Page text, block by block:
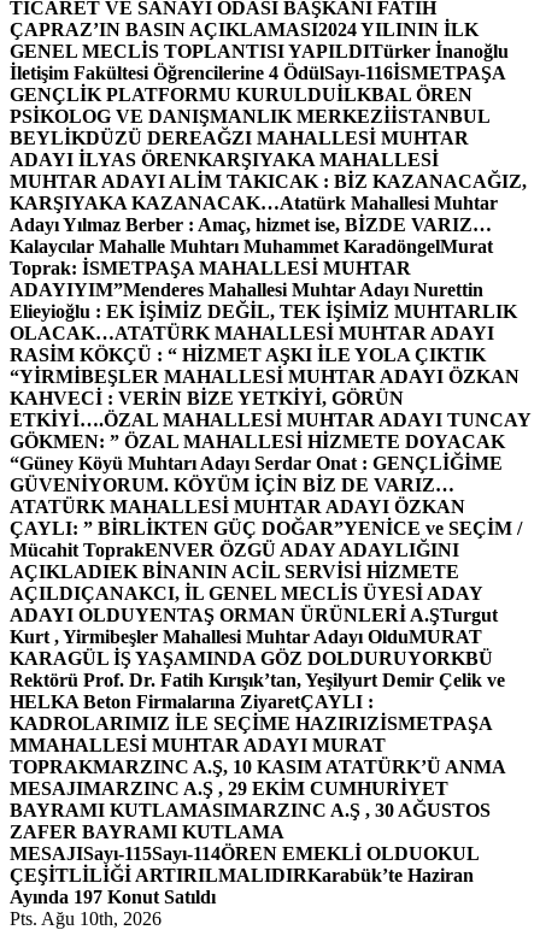
TİCARET VE SANAYİ ODASI BAŞKANI FATİH
ÇAPRAZ’IN BASIN AÇIKLAMASI2024 YILININ İLK
GENEL MECLİS TOPLANTISI YAPILDITürker İnanoğlu
İletişim Fakültesi Öğrencilerine 4 ÖdülSayı-116İSMETPAŞA
GENÇLİK PLATFORMU KURULDUİLKBAL ÖREN
PSİKOLOG VE DANIŞMANLIK MERKEZİİSTANBUL
BEYLİKDÜZÜ DEREAĞZI MAHALLESİ MUHTAR
ADAYI İLYAS ÖRENKARŞIYAKA MAHALLESİ
MUHTAR ADAYI ALİM TAKICAK : BİZ KAZANACAĞIZ,
KARŞIYAKA KAZANACAK…Atatürk Mahallesi Muhtar
Adayı Yılmaz Berber : Amaç, hizmet ise, BİZDE VARIZ…
Kalaycılar Mahalle Muhtarı Muhammet KaradöngelMurat
Toprak: İSMETPAŞA MAHALLESİ MUHTAR
ADAYIYIM”Menderes Mahallesi Muhtar Adayı Nurettin
Elieyioğlu : EK İŞİMİZ DEĞİL, TEK İŞİMİZ MUHTARLIK
OLACAK…ATATÜRK MAHALLESİ MUHTAR ADAYI
RASİM KÖKÇÜ : “ HİZMET AŞKI İLE YOLA ÇIKTIK
“YİRMİBEŞLER MAHALLESİ MUHTAR ADAYI ÖZKAN
KAHVECİ : VERİN BİZE YETKİYİ, GÖRÜN
ETKİYİ….ÖZAL MAHALLESİ MUHTAR ADAYI TUNCAY
GÖKMEN: ” ÖZAL MAHALLESİ HİZMETE DOYACAK
“Güney Köyü Muhtarı Adayı Serdar Onat : GENÇLİĞİME
GÜVENİYORUM. KÖYÜM İÇİN BİZ DE VARIZ…
ATATÜRK MAHALLESİ MUHTAR ADAYI ÖZKAN
ÇAYLI: ” BİRLİKTEN GÜÇ DOĞAR”YENİCE ve SEÇİM /
Mücahit ToprakENVER ÖZGÜ ADAY ADAYLIĞINI
AÇIKLADIEK BİNANIN ACİL SERVİSİ HİZMETE
AÇILDIÇANAKCI, İL GENEL MECLİS ÜYESİ ADAY
ADAYI OLDUYENTAŞ ORMAN ÜRÜNLERİ A.ŞTurgut
Kurt , Yirmibeşler Mahallesi Muhtar Adayı OlduMURAT
KARAGÜL İŞ YAŞAMINDA GÖZ DOLDURUYORKBÜ
Rektörü Prof. Dr. Fatih Kırışık’tan, Yeşilyurt Demir Çelik ve
HELKA Beton Firmalarına ZiyaretÇAYLI :
KADROLARIMIZ İLE SEÇİME HAZIRIZİSMETPAŞA
MMAHALLESİ MUHTAR ADAYI MURAT
TOPRAKMARZINC A.Ş, 10 KASIM ATATÜRK’Ü ANMA
MESAJIMARZINC A.Ş , 29 EKİM CUMHURİYET
BAYRAMI KUTLAMASIMARZINC A.Ş , 30 AĞUSTOS
ZAFER BAYRAMI KUTLAMA
MESAJISayı-115Sayı-114ÖREN EMEKLİ OLDUOKUL
ÇEŞİTLİLİĞİ ARTIRILMALIDIRKarabük’te Haziran
Ayında 197 Konut Satıldı
Pts. Ağu 10th, 2026